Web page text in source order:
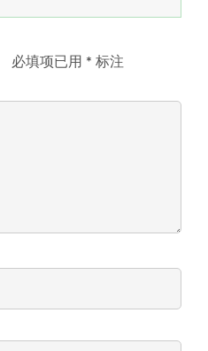
必填项已用 * 标注